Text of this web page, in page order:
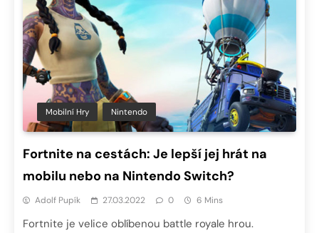
Mobilní Hry Nintendo
Fortnite na cestách: Je lepší jej hrát na
mobilu nebo na Nintendo Switch?
Adolf Pupík 27.03.2022 0 6 Mins
Fortnite je velice oblíbenou battle royale hrou.